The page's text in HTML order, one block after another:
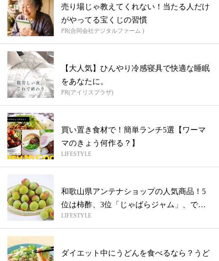
売り場じゃ教えてくれない！当たる人だけ
がやってる宝くじの習慣
PR(合同会社デジタルファーム )
【大人気】ひんやり冷感寝具で快適な睡眠
をあなたに。
PR(アイリスプラザ)
買い置き食材で！簡単ランチ5選【ワーマ
マのきょう何作る？】
LIFESTYLE
和歌山県アンテナショップの人気商品！5
位は柿酢、3位「じゃばらジャム」、では1
位...
LIFESTYLE
ダイエット中にうどんを食べるなら？うど